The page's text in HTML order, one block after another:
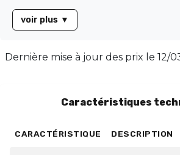
moments de détente, ce délice se
devant un bon film. Présenté dans
propose un ratio PG/VG de 30/70,
voir plus ▼
Dernière mise à jour des prix le 12/
Caractéristiques
CARACTÉRISTIQUE DESCRIPTION